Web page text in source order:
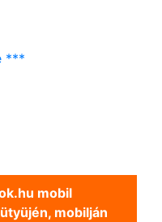
***
mobil
mobilján